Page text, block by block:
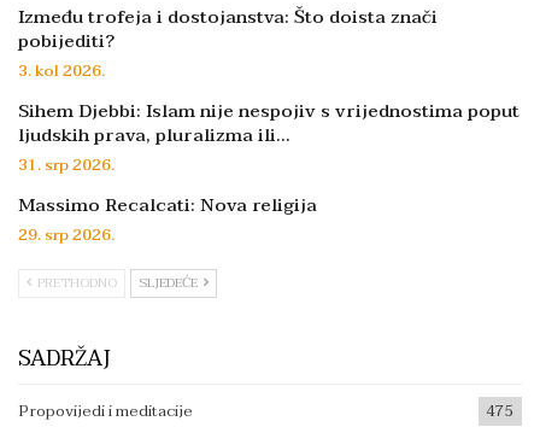
Između trofeja i dostojanstva: Što doista znači
pobijediti?
3. kol 2026.
Sihem Djebbi: Islam nije nespojiv s vrijednostima poput
ljudskih prava, pluralizma ili…
31. srp 2026.
Massimo Recalcati: Nova religija
29. srp 2026.
PRETHODNO SLJEDEĆE
SADRŽAJ
Propovijedi i meditacije
475